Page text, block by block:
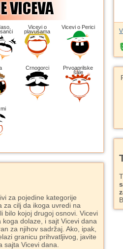
Vicevi o
plavušama
Vicevi o Perici
Crnogorci Prvoaprilske
šale
za pojedine kategorije
za cilj da ikoga uvredi na
bilo kojoj drugoj osnovi. Vicevi
koga dolaze, i sajt Vicevi dana
za njihov sadržaj. Ako, ipak,
granicu prihvatljivog, javite
sajta Vicevi dana.